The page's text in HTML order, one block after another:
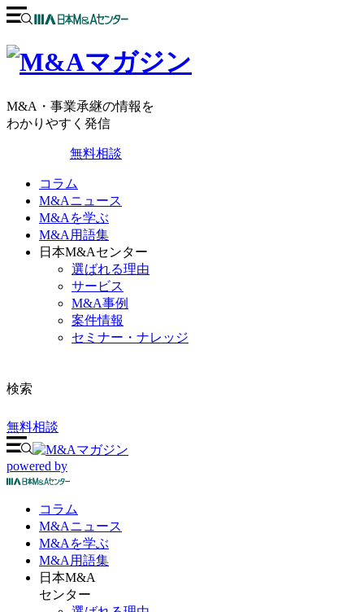
M&A・事業承継の情報を
わかりやすく発信
無料相談
コラム
M&Aニュース
M&Aを学ぶ
M&A用語集
日本M&Aセンター
選ばれる理由
サービス
M&A事例
案件情報
セミナー・ナレッジ
検索
無料相談
powered by
コラム
M&Aニュース
M&Aを学ぶ
M&A 用語集
日本M&A
センター